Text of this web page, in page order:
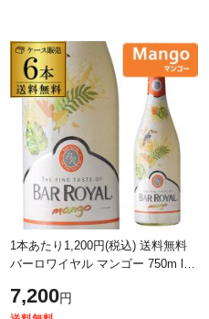
1本あたり1,200円(税込) 送料無料
バーロワイヤル マンゴー 750m l 6
S
7,200円